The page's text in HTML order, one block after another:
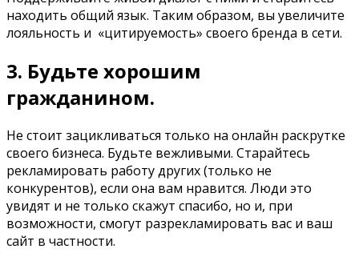
находить общий язык. Таким образом, вы увеличите
лояльность и «цитируемость» своего бренда в сети.
3. Будьте хорошим
гражданином.
Не стоит зацикливаться только на онлайн раскрутке
своего бизнеса. Будьте вежливыми. Старайтесь
рекламировать работу других (только не
конкурентов), если она вам нравится. Люди это
увидят и не только скажут спасибо, но и, при
возможности, смогут разрекламировать вас и ваш
сайт в частности.